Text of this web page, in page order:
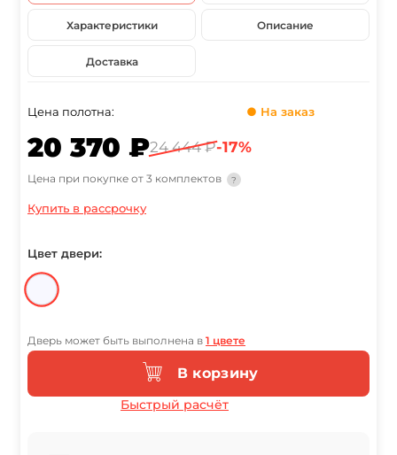
Характеристики Описание
Доставка
Цена полотна: ● На заказ
20 370 ₽24 444 ₽-17%
Цена при покупке от 3 комплектов ?
Купить в рассрочку
Цвет двери:
Дверь может быть выполнена в 1 цвете
В корзину
Быстрый расчёт